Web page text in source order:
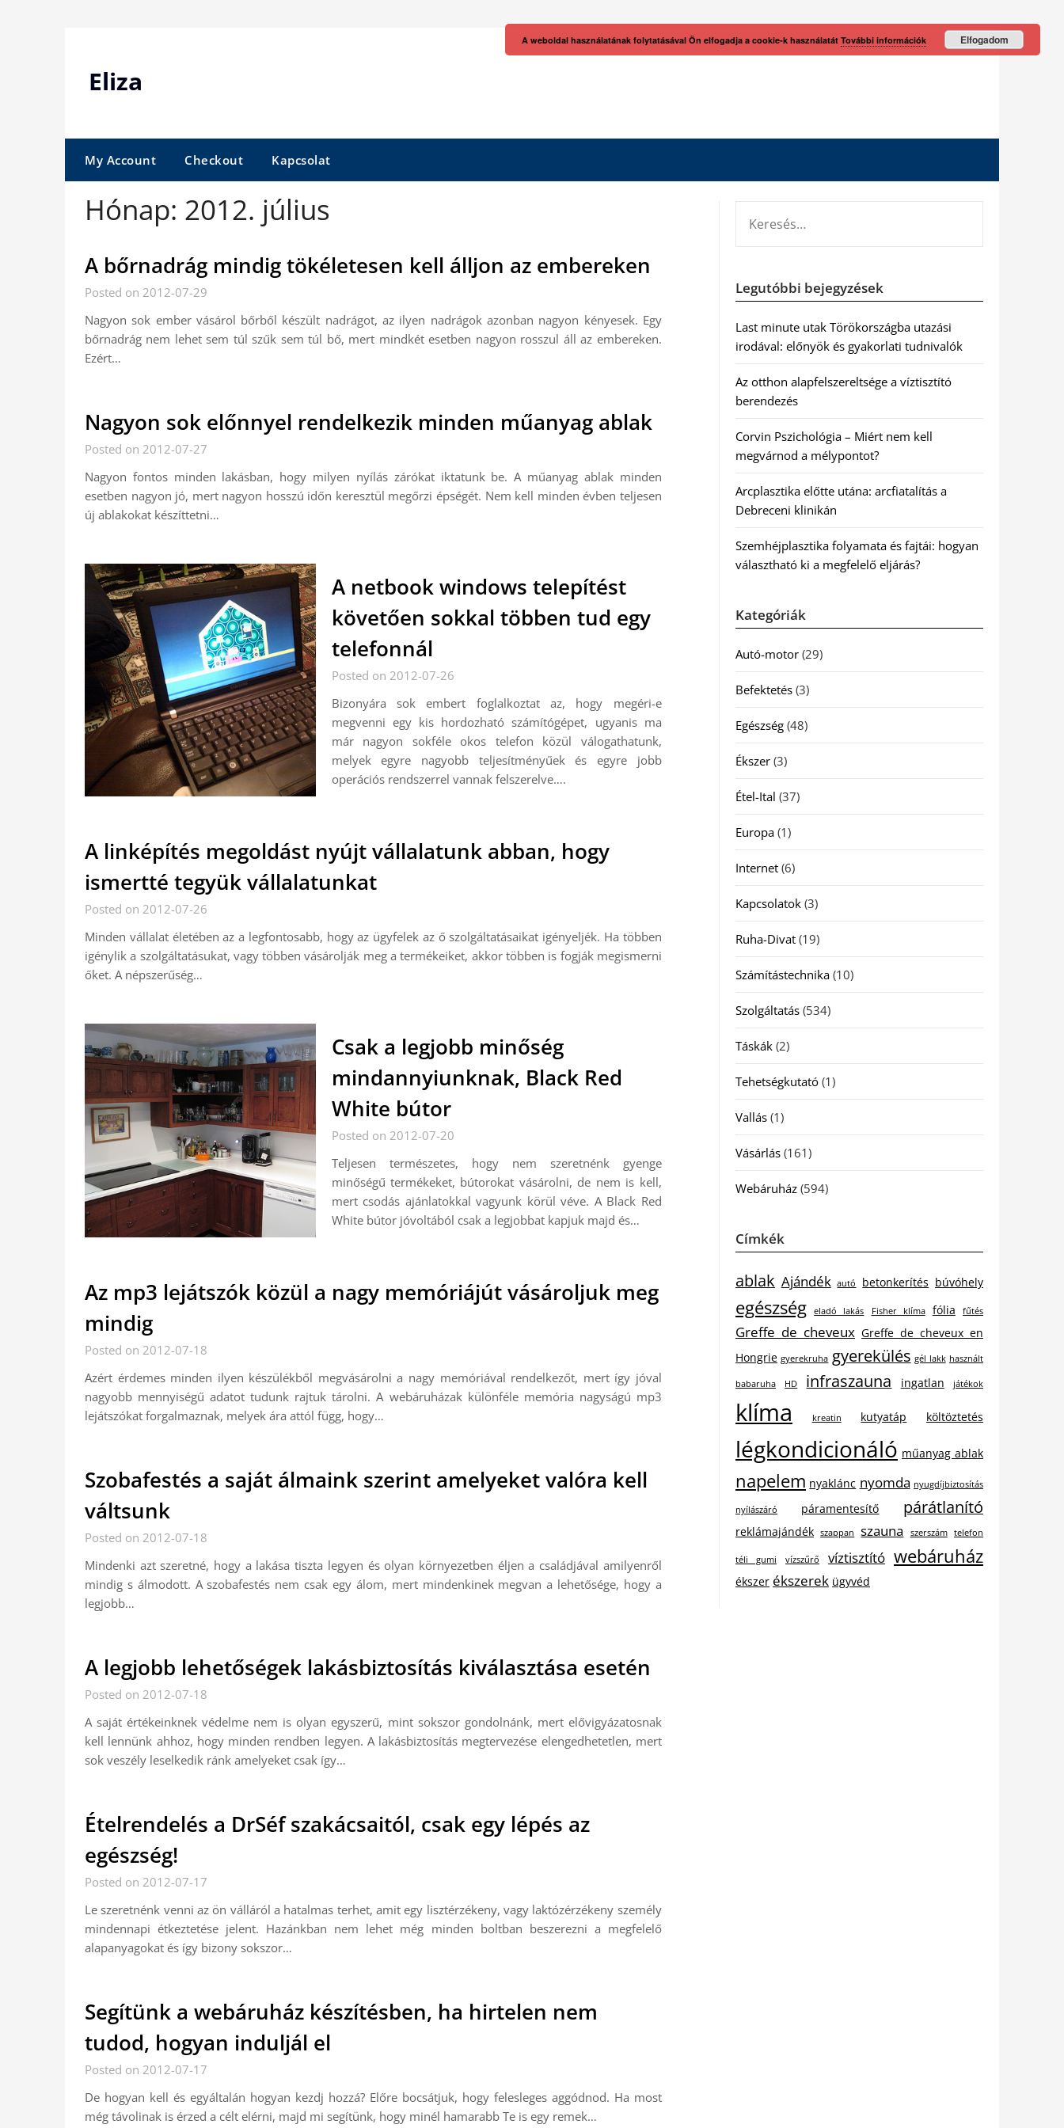
Eliza
My Account Checkout Kapcsolat
Hónap: 2012. július
A bőrnadrág mindig tökéletesen kell álljon az embereken
Posted on 2012-07-29
Nagyon sok ember vásárol bőrből készült nadrágot, az ilyen nadrágok azonban nagyon kényesek. Egy
bőrnadrág nem lehet sem túl szűk sem túl bő, mert mindkét esetben nagyon rosszul áll az embereken.
Ezért…
Nagyon sok előnnyel rendelkezik minden műanyag ablak
Posted on 2012-07-27
Nagyon fontos minden lakásban, hogy milyen nyílás zárókat iktatunk be. A műanyag ablak minden
esetben nagyon jó, mert nagyon hosszú időn keresztül megőrzi épségét. Nem kell minden évben teljesen
új ablakokat készíttetni…
A netbook windows telepítést
követően sokkal többen tud egy
telefonnál
Posted on 2012-07-26
Bizonyára sok embert foglalkoztat az, hogy megéri-e
megvenni egy kis hordozható számítógépet, ugyanis ma
már nagyon sokféle okos telefon közül válogathatunk,
melyek egyre nagyobb teljesítményűek és egyre jobb
operációs rendszerrel vannak felszerelve….
A linképítés megoldást nyújt vállalatunk abban, hogy
ismertté tegyük vállalatunkat
Posted on 2012-07-26
Minden vállalat életében az a legfontosabb, hogy az ügyfelek az ő szolgáltatásaikat igényeljék. Ha többen
igénylik a szolgáltatásukat, vagy többen vásárolják meg a termékeiket, akkor többen is fogják megismerni
őket. A népszerűség…
Csak a legjobb minőség
mindannyiunknak, Black Red
White bútor
Posted on 2012-07-20
Teljesen természetes, hogy nem szeretnénk gyenge
minőségű termékeket, bútorokat vásárolni, de nem is kell,
mert csodás ajánlatokkal vagyunk körül véve. A Black Red
White bútor jóvoltából csak a legjobbat kapjuk majd és…
Az mp3 lejátszók közül a nagy memóriájút vásároljuk meg
mindig
Posted on 2012-07-18
Azért érdemes minden ilyen készülékből megvásárolni a nagy memóriával rendelkezőt, mert így jóval
nagyobb mennyiségű adatot tudunk rajtuk tárolni. A webáruházak különféle memória nagyságú mp3
lejátszókat forgalmaznak, melyek ára attól függ, hogy…
Szobafestés a saját álmaink szerint amelyeket valóra kell
váltsunk
Posted on 2012-07-18
Mindenki azt szeretné, hogy a lakása tiszta legyen és olyan környezetben éljen a családjával amilyenről
mindig s álmodott. A szobafestés nem csak egy álom, mert mindenkinek megvan a lehetősége, hogy a
legjobb…
A legjobb lehetőségek lakásbiztosítás kiválasztása esetén
Posted on 2012-07-18
A saját értékeinknek védelme nem is olyan egyszerű, mint sokszor gondolnánk, mert elővigyázatosnak
kell lennünk ahhoz, hogy minden rendben legyen. A lakásbiztosítás megtervezése elengedhetetlen, mert
sok veszély leselkedik ránk amelyeket csak így…
Ételrendelés a DrSéf szakácsaitól, csak egy lépés az
egészség!
Posted on 2012-07-17
Le szeretnénk venni az ön válláról a hatalmas terhet, amit egy lisztérzékeny, vagy laktózérzékeny személy
mindennapi étkeztetése jelent. Hazánkban nem lehet még minden boltban beszerezni a megfelelő
alapanyagokat és így bizony sokszor…
Segítünk a webáruház készítésben, ha hirtelen nem
tudod, hogyan induljál el
Posted on 2012-07-17
De hogyan kell és egyáltalán hogyan kezdj hozzá? Előre bocsátjuk, hogy felesleges aggódnod. Ha most
még távolinak is érzed a célt elérni, majd mi segítünk, hogy minél hamarabb Te is egy remek…
Legutóbbi bejegyzések
Last minute utak Törökországba utazási
irodával: előnyök és gyakorlati tudnivalók
Az otthon alapfelszereltsége a víztisztító
berendezés
Corvin Pszichológia – Miért nem kell
megvárnod a mélypontot?
Arcplasztika előtte utána: arcfiatalítás a
Debreceni klinikán
Szemhéjplasztika folyamata és fajtái: hogyan
választható ki a megfelelő eljárás?
Kategóriák
Autó-motor(29)
Befektetés(3)
Egészség(48)
Ékszer(3)
Étel-Ital (37)
Europa(1)
Internet(6)
Kapcsolatok(3)
Ruha-Divat(19)
Számítástechnika(10)
Szolgáltatás(534)
Táskák(2)
Tehetségkutató(1)
Vallás(1)
Vásárlás(161)
Webáruház(594)
Címkék
ablak Ajándék autó betonkerítés búvóhely
egészség eladó lakás Fisher klíma fólia fűtés
Greffe de cheveux Greffe de cheveux en
Hongrie gyerekruha gyerekülés gél lakk használt
babaruha HD infraszauna ingatlan játékok
klíma kreatin kutyatáp költöztetés
légkondicionáló műanyag ablak
napelem nyaklánc nyomda nyugdíjbiztosítás
nyílászáró páramentesítő párátlanító
reklámajándék szappan szauna szerszám telefon
téli gumi vízszűrő víztisztító webáruház
ékszer ékszerek ügyvéd
A weboldal használatának folytatásával Ön elfogadja a cookie-k használatát További információk Elfogadom